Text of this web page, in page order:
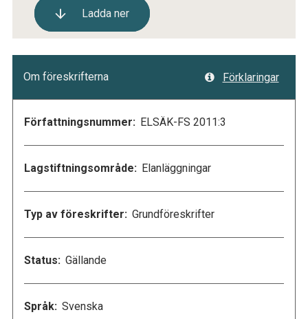
Ladda ner
Om föreskrifterna Förklaringar
Författningsnummer: ELSÄK-FS 2011:3
Lagstiftningsområde: Elanläggningar
Typ av föreskrifter: Grundföreskrifter
Status: Gällande
Språk: Svenska